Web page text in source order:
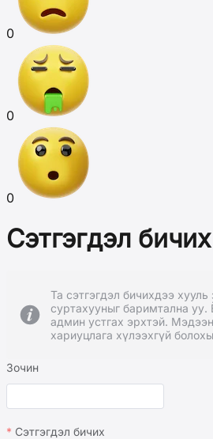
0
0
0
Сэтгэгдэл бичих
Та сэтгэгдэл бичихдээ хууль
суртахууныг баримтална уу.
админ устгах эрхтэй.
хариуцлага хүлээхгүй
Зочин
Сэтгэгдэл бичих